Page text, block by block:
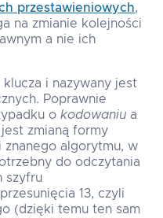
przestawieniowych,
na zmianie kolejności
a nie ich
i nazywany jest
Poprawnie
okodowaniu a
zmianą formy
znanego algorytmu, w
do odczytania
szyfru
13, czyli
(dzięki temu ten sam